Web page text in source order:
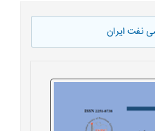
نفت ایران